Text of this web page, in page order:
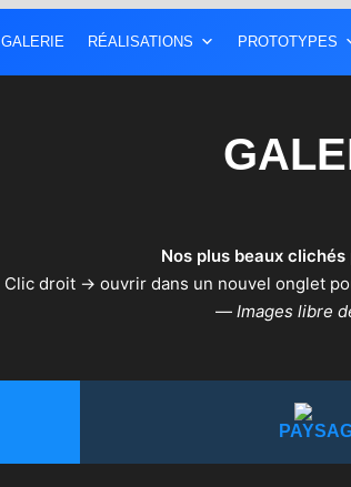
GALERIE RÉALISATIONS PROTOTYPES
Nos plus beaux
Clic droit -> ouvrir dans un nouvel onglet
— Images libre